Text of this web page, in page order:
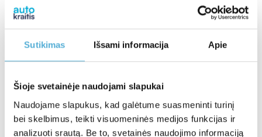
Sutikimas Išsami informacija Apie
Šioje svetainėje naudojami slapukai
Naudojame slapukus, kad galėtume suasmeninti turinį
bei skelbimus, teikti visuomeninės medijos funkcijas ir
analizuoti srautą. Be to, svetainės naudojimo informaciją
tai atlikus, atsiranda didelė tikimybė sukelti elektros
sistemos gedimą, kurio remontas tikrai nebus
pigus. Tokiems automobiliams reikia kitokio požiūrio –
ne universalaus, bet būtinai inžinerinio, išsamiai ištyrus
efektyvus, bet ir teisingas. Būtent šį individualus
požiūris išpildytas Pandora Smart V3 ir Pandora Smart
Pro sistemose – specialiai sukurti blokavimo algoritmai,
kurie atsižvelgia į visas elektromobilio, kuriame ji